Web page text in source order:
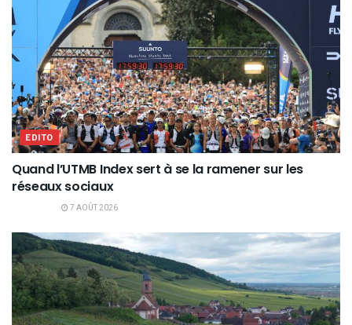
EDITO
Quand l’UTMB Index sert à se la ramener sur les
réseaux sociaux
7 AOÛT 2026